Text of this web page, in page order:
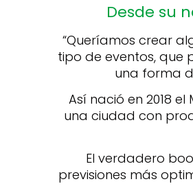
Desde su
“Queríamos crear
tipo de eventos, que
una forma
Así nació en 2018
una ciudad con
El verdadero
previsiones más